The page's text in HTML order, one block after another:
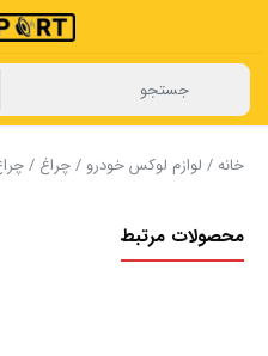
خانه/ لوازم لوکس خودرو /چراغ / چراغ خطر 207
محصولات مرتبط